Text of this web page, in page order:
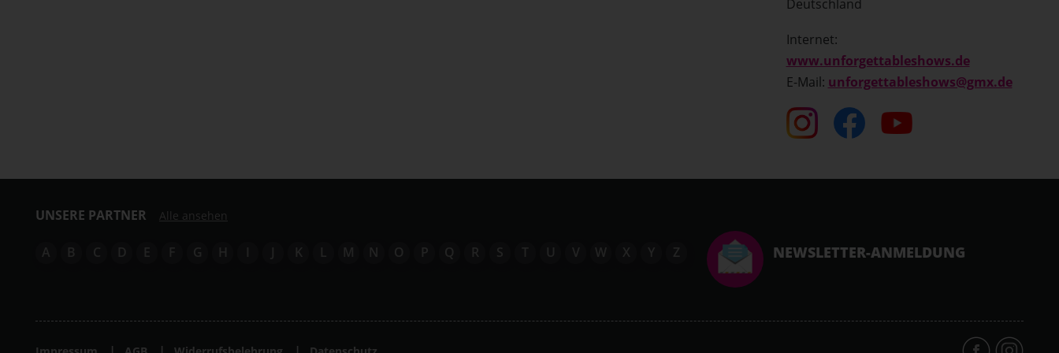
Deutschland
Internet:
www.unforgettableshows.de
E-Mail: unforgettableshows@gmx.de
UNSERE PARTNER Alle ansehen
A B C D E F G H I J K L M N O P Q R S T U V W X Y Z NEWSLETTER-ANMELDUNG